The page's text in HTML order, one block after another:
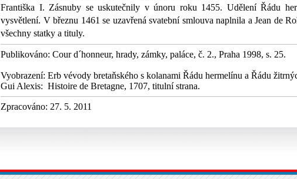
Františka I. Zásnuby se uskutečnily v únoru roku 1455. Udělení Řádu
vysvětlení. V březnu 1461 se uzavřená svatební smlouva naplnila a Jean de
všechny statky a tituly.
Publikováno: Cour d´honneur, hrady, zámky, paláce, č. 2., Praha 1998, s. 25.
Vyobrazení: Erb vévody bretaňského s kolanami Řádu hermelínu a Řádu
Gui Alexis: Histoire de Bretagne, 1707, titulní strana.
Zpracováno: 27. 5. 2011 ©